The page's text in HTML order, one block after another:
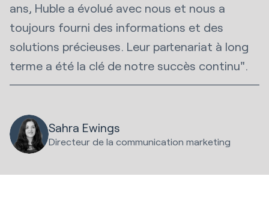
Sahra Ewings
Directeur de la communication marketing
ans, Huble a évolué avec nous et nous a
toujours fourni des informations et des
solutions précieuses. Leur partenariat à long
terme a été la clé de notre succès continu".